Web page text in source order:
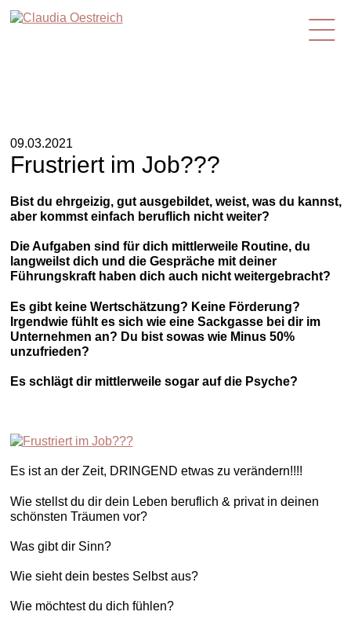
de
09.03.2021
Frustriert im Job???
Bist du ehrgeizig, gut ausgebildet, weist, was du kannst,
aber kommst einfach beruflich nicht weiter?
Die Aufgaben sind für dich mittlerweile Routine, du
langweilst dich und die Gespräche mit deiner
Führungskraft haben dich auch nicht weitergebracht?
Es gibt keine Wertschätzung? Keine Förderung?
Irgendwie fühlt es sich wie eine Sackgasse bei dir im
Unternehmen an? Du bist sowas wie Minus 50%
unzufrieden?
Es schlägt dir mittlerweile sogar auf die Psyche?
Es ist an der Zeit, DRINGEND etwas zu verändern!!!!
Wie stellst du dir dein Leben beruflich & privat in deinen
schönsten Träumen vor?
Was gibt dir Sinn?
Wie sieht dein bestes Selbst aus?
Wie möchtest du dich fühlen?